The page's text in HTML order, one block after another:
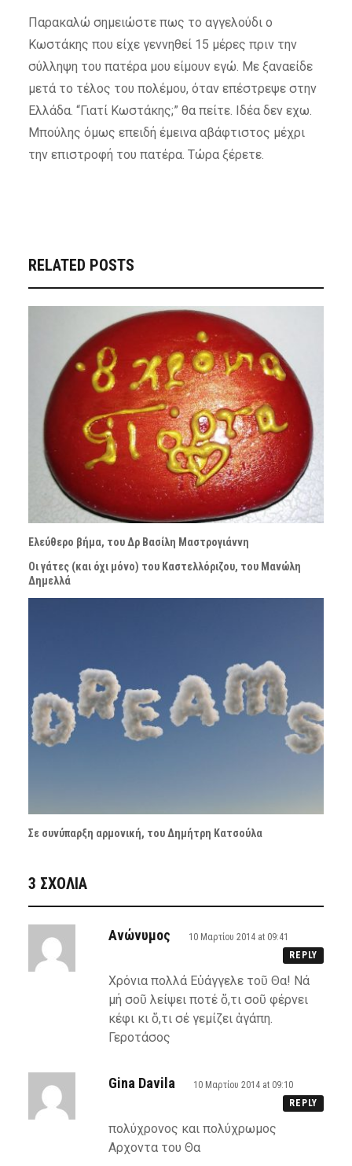
Παρακαλώ σημειώστε πως το αγγελούδι ο
Κωστάκης που είχε γεννηθεί 15 μέρες πριν την
σύλληψη του πατέρα μου είμουν εγώ. Με ξαναείδε
μετά το τέλος του πολέμου, όταν επέστρεψε στην
Ελλάδα. “Γιατί Κωστάκης;” θα πείτε. Ιδέα δεν εχω.
Μπούλης όμως επειδή έμεινα αβάφτιστος μέχρι
την επιστροφή του πατέρα. Τώρα ξέρετε.
RELATED POSTS
Ελεύθερο βήμα, του Δρ Βασίλη Μαστρογιάννη
Οι γάτες (και όχι μόνο) του Καστελλόριζου, του Μανώλη
Δημελλά
Σε συνύπαρξη αρμονική, του Δημήτρη Κατσούλα
3 ΣΧΌΛΙΑ
Ανώνυμος
10 Μαρτίου 2014 at 09:41
REPLY
Χρόνια πολλά Εὐάγγελε τοῦ Θα! Νά
μή σοῦ λείψει ποτέ ὅ,τι σοῦ φέρνει
κέφι κι ὅ,τι σέ γεμίζει ἀγάπη.
Γεροτάσος
Gina Davila
10 Μαρτίου 2014 at 09:10
REPLY
πολύχρονος και πολύχρωμος
Αρχοντα του Θα